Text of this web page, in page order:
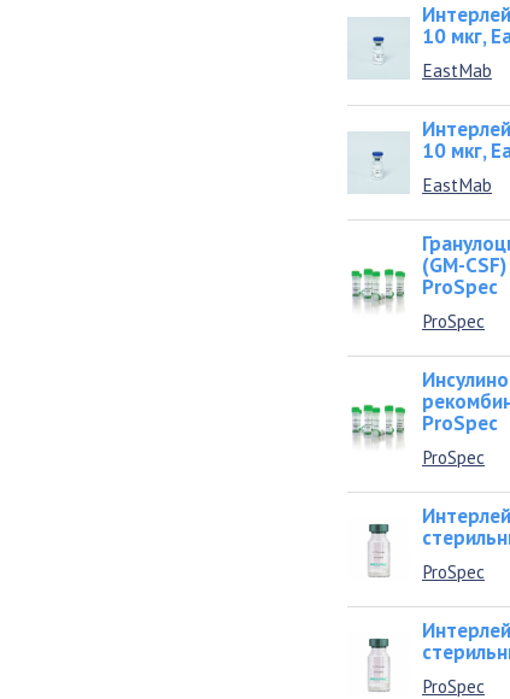
10 мкг,
EastMab
10 мкг,
EastMab
(GМ-
ProSpec
ProSpec
ProSpec
ProSpec
ProSpec
ProSpec